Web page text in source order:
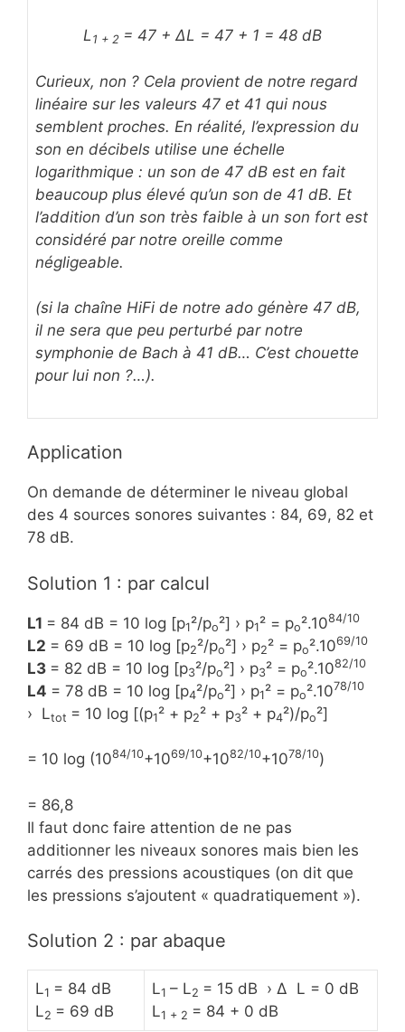
L 1 + 2 = 47 + ΔL = 47 + 1 = 48 dB
Curieux, non ? Cela provient de notre regard
linéaire sur les valeurs 47 et 41 qui nous
semblent proches. En réalité, l’expression du
son en décibels utilise une échelle
logarithmique : un son de 47 dB est en fait
beaucoup plus élevé qu’un son de 41 dB. Et
l’addition d’un son très faible à un son fort est
considéré par notre oreille comme
négligeable.
(si la chaîne HiFi de notre ado génère 47 dB,
il ne sera que peu perturbé par notre
symphonie de Bach à 41 dB… C’est chouette
pour lui non ?…).
Application
On demande de déterminer le niveau global
des 4 sources sonores suivantes : 84, 69, 82 et
78 dB.
Solution 1 : par calcul
L1 = 84 dB = 10 log [p1²/po²] › p1² = po².1084/10
L2 = 69 dB = 10 log [p2²/po²] › p2² = po².1069/10
L3 = 82 dB = 10 log [p3²/po²] › p3² = po².1082/10
L4 = 78 dB = 10 log [p4²/po²] › p1² = po².1078/10
› Ltot = 10 log [(p1² + p2² + p3² + p4²)/po²]
= 10 log (1084/10+1069/10+1082/10+1078/10)
= 86,8
Il faut donc faire attention de ne pas
additionner les niveaux sonores mais bien les
carrés des pressions acoustiques (on dit que
les pressions s’ajoutent « quadratiquement »).
Solution 2 : par abaque
L1 = 84 dB
L2 = 69 dB
L1 – L2 = 15 dB › Δ L = 0 dB
L1 + 2 = 84 + 0 dB